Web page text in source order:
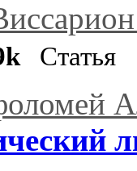
Статья